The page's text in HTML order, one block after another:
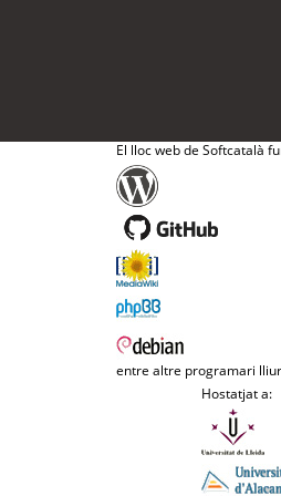
El lloc web de Softcatalà
entre altre programari
Hostatjat a: